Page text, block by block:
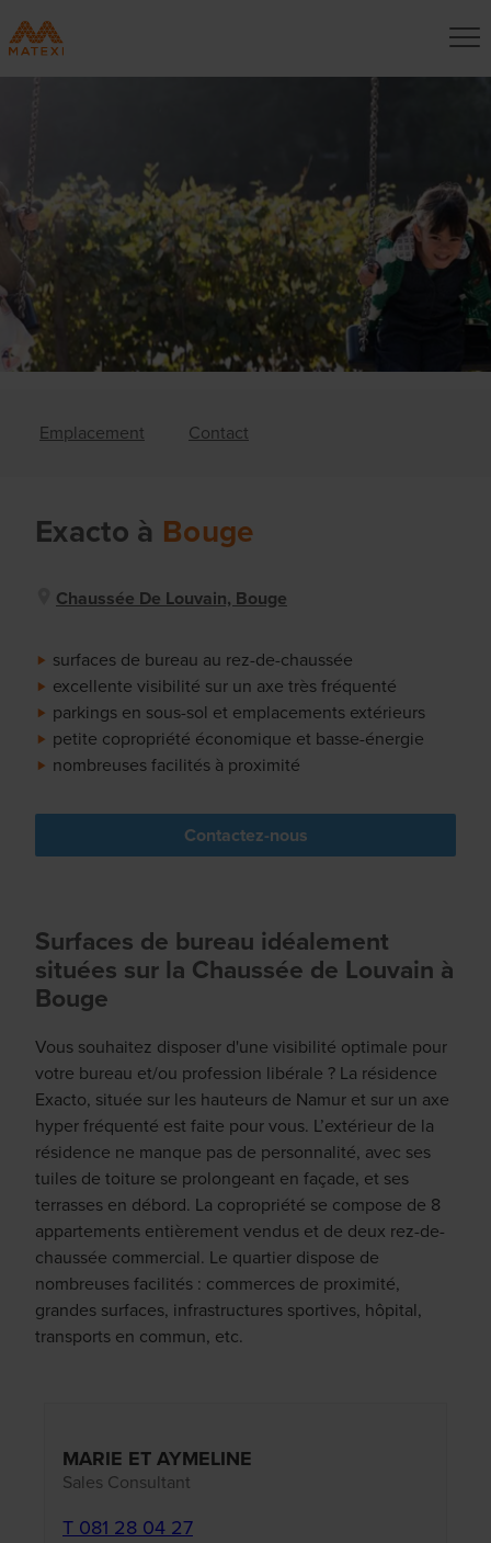
Emplacement Contact
Exacto à Bouge
Chaussée De Louvain, Bouge
surfaces de bureau au rez-de-chaussée
excellente visibilité sur un axe très fréquenté
parkings en sous-sol et emplacements extérieurs
petite copropriété économique et basse-énergie
nombreuses facilités à proximité
Contactez-nous
Surfaces de bureau idéalement
situées sur la Chaussée de Louvain à
Bouge
Vous souhaitez disposer d'une visibilité optimale pour
votre bureau et/ou profession libérale ? La résidence
Exacto, située sur les hauteurs de Namur et sur un axe
hyper fréquenté est faite pour vous. L’extérieur de la
résidence ne manque pas de personnalité, avec ses
tuiles de toiture se prolongeant en façade, et ses
terrasses en débord. La copropriété se compose de 8
appartements entièrement vendus et de deux rez-de-
chaussée commercial. Le quartier dispose de
nombreuses facilités : commerces de proximité,
grandes surfaces, infrastructures sportives, hôpital,
transports en commun, etc.
MARIE ET AYMELINE
Sales Consultant
T 081 28 04 27